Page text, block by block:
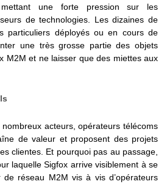
une forte pression sur les
de technologies. Les dizaines de
particuliers déployés ou en cours de
une très grosse partie des objets
M2M et ne laisser que des miettes aux
acteurs, opérateurs télécoms
de valeur et proposent des projets
clientes. Et pourquoi pas au passage,
laquelle Sigfox arrive visiblement à se
de réseau M2M vis à vis d’opérateurs